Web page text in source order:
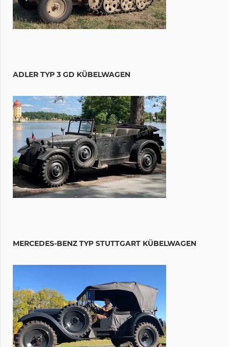
ADLER TYP 3 GD KÜBELWAGEN
MERCEDES-BENZ TYP STUTTGART KÜBELWAGEN